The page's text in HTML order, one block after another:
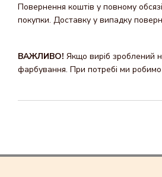
Повернення коштів у повному
покупки. Доставку y випадку
ВАЖЛИВО! Якщо виріб зроблений
фарбування. При потребі ми робимо